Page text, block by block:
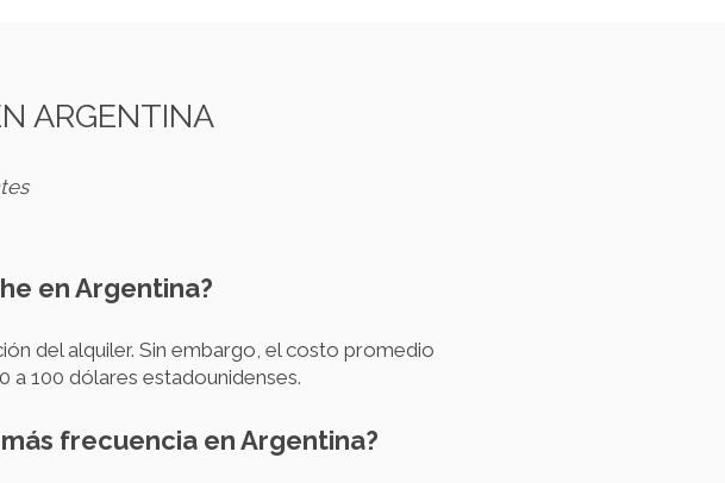
ARGENTINA
en Argentina?
del alquiler. Sin embargo, el costo promedio
a 100 dólares estadounidenses.
frecuencia en Argentina?